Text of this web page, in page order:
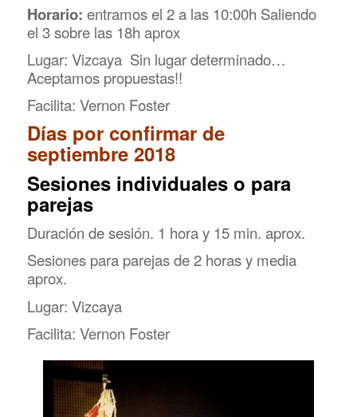
Horario: entramos el 2 a las 10:00h Saliendo
el 3 sobre las 18h aprox
Lugar: Vizcaya Sin lugar determinado…
Aceptamos propuestas!!
Facilita: Vernon Foster
Díaspor confirmar de
septiembre 2018
Sesiones individuales o para
parejas
Duración de sesión. 1 hora y 15 min. aprox.
Sesiones para parejas de 2 horas y media
aprox.
Lugar: Vizcaya
Facilita: Vernon Foster